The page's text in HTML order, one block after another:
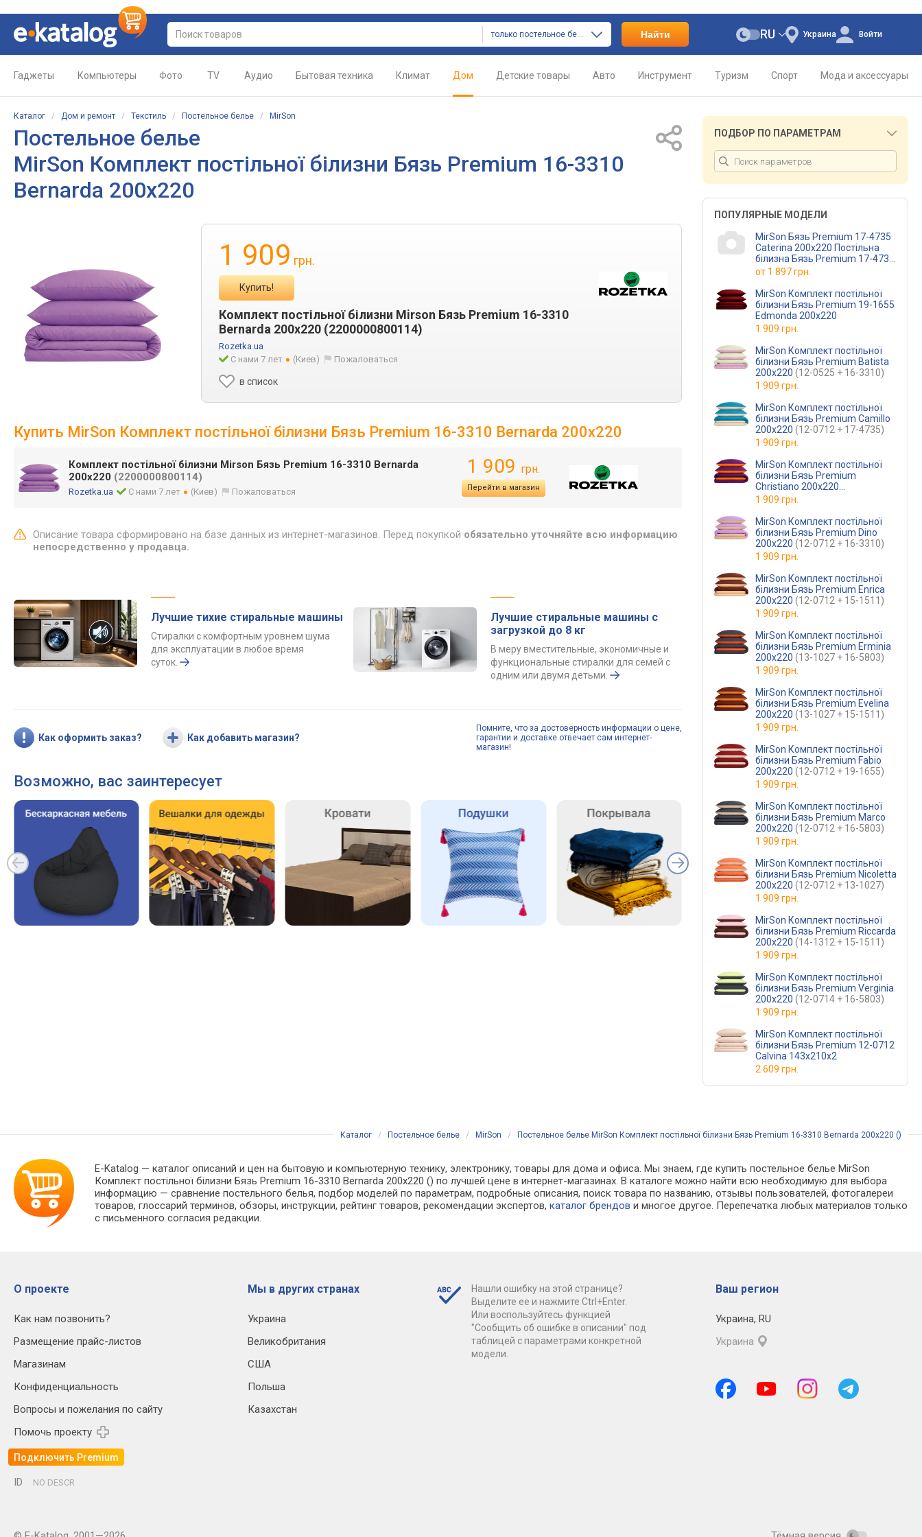
только постельное белье Найти Украина
RU Войти
Гаджеты Компьютеры Фото TV Аудио Бытовая техника Климат Дом Детские товары Авто Инструмент Туризм Спорт Мода и аксессуары
Каталог / Дом и ремонт / Текстиль / Постельное белье / MirSon
Постельное белье
MirSon Комплект постільної білизни Бязь Premium 16-3310
Bernarda 200х220
1 909 грн.
Купить!
Комплект постільної білизни Mirson Бязь Premium 16-3310
Bernarda 200х220 (2200000800114)
Rozetka.ua
С нами 7 лет
(Киев) Пожаловаться
в список
Купить MirSon Комплект постільної білизни Бязь Premium 16-3310 Bernarda 200х220
Комплект постільної білизни Mirson Бязь Premium 16-3310 Bernarda
200х220 (2200000800114)
Rozetka.ua С нами 7 лет (Киев) Пожаловаться
1 909 грн.
Перейти в магазин
Описание товара сформировано на базе данных из интернет-магазинов. Перед покупкой обязательно уточняйте всю информацию
непосредственно у продавца.
Лучшие тихие стиральные машины
Стиралки с комфортным уровнем шума
для эксплуатации в любое время
суток.
Лучшие стиральные машины с
загрузкой до 8 кг
В меру вместительные, экономичные и
функциональные стиралки для семей с
одним или двумя детьми.
Как оформить заказ? Как добавить магазин?
Помните, что за достоверность информации о цене,
гарантии и доставке отвечает сам интернет-
магазин!
Возможно, вас заинтересует
ПОДБОР ПО ПАРАМЕТРАМ
ПОПУЛЯРНЫЕ МОДЕЛИ
MirSon Бязь Premium 17-4735
Caterina 200х220 Постільна
білизна Бязь Premium 17-4735
Caterina 200х220 (220000
от 1 897 грн.
MirSon Комплект постільної
білизни Бязь Premium 19-1655
Edmonda 200х220
1 909 грн.
MirSon Комплект постільної
білизни Бязь Premium Batista
200х220 (12-0525 + 16-3310)
1 909 грн.
MirSon Комплект постільної
білизни Бязь Premium Camillo
200х220 (12-0712 + 17-4735)
1 909 грн.
MirSon Комплект постільної
білизни Бязь Premium
Christiano 200х220
(13-1027 + 16-3310)
1 909 грн.
MirSon Комплект постільної
білизни Бязь Premium Dino
200х220 (12-0712 + 16-3310)
1 909 грн.
MirSon Комплект постільної
білизни Бязь Premium Enrica
200х220 (12-0712 + 15-1511)
1 909 грн.
MirSon Комплект постільної
білизни Бязь Premium Erminia
200х220 (13-1027 + 16-5803)
1 909 грн.
MirSon Комплект постільної
білизни Бязь Premium Evelina
200х220 (13-1027 + 15-1511)
1 909 грн.
MirSon Комплект постільної
білизни Бязь Premium Fabio
200х220 (12-0712 + 19-1655)
1 909 грн.
MirSon Комплект постільної
білизни Бязь Premium Marco
200х220 (12-0712 + 16-5803)
1 909 грн.
MirSon Комплект постільної
білизни Бязь Premium Nicoletta
200х220 (12-0712 + 13-1027)
1 909 грн.
MirSon Комплект постільної
білизни Бязь Premium Riccarda
200х220 (14-1312 + 15-1511)
1 909 грн.
MirSon Комплект постільної
білизни Бязь Premium Verginia
200х220 (12-0714 + 16-5803)
1 909 грн.
MirSon Комплект постільної
білизни Бязь Premium 12-0712
Calvina 143х210х2
2 609 грн.
Каталог / Постельное белье / MirSon / Постельное белье MirSon Комплект постільної білизни Бязь Premium 16-3310 Bernarda 200х220 ()
E-Katalog — каталог описаний и цен на бытовую и компьютерную технику, электронику, товары для дома и офиса. Мы знаем, где купить постельное белье MirSon
Комплект постільної білизни Бязь Premium 16-3310 Bernarda 200х220 () по лучшей цене в интернет-магазинах. В каталоге можно найти всю необходимую для выбора
информацию — сравнение постельного белья, подбор моделей по параметрам, подробные описания, поиск товара по названию, отзывы пользователей, фотогалереи
товаров, глоссарий терминов, обзоры, инструкции, рейтинг товаров, рекомендации экспертов,каталог брендов и многое другое. Перепечатка любых материалов только
с письменного согласия редакции.
О проекте
Как нам позвонить?
Размещение прайс-листов
Магазинам
Конфиденциальность
Вопросы и пожелания по сайту
Помочь проекту
Подключить Premium
Мы в других странах
Украина
Великобритания
США
Польша
Казахстан
Нашли ошибку на этой странице?
Выделите ее и нажмите Ctrl+Enter.
Или воспользуйтесь функцией
"Сообщить об ошибке в описании" под
таблицей с параметрами конкретной
модели.
Ваш регион
Украина, RU
Украина
ID NO DESCR